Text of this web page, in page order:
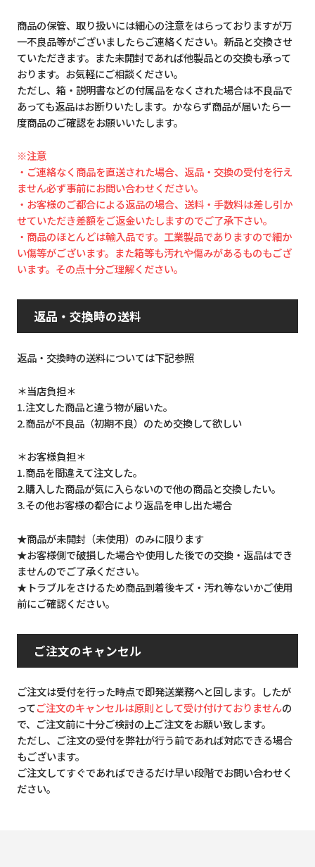
商品の保管、取り扱いには細心の注意をはらっておりますが万
一不良品等がございましたらご連絡ください。新品と交換させ
ていただきます。また未開封であれば他製品との交換も承って
おります。お気軽にご相談ください。
ただし、箱・説明書などの付属品をなくされた場合は不良品で
あっても返品はお断りいたします。かならず商品が届いたら一
度商品のご確認をお願いいたします。
※注意
・ご連絡なく商品を直送された場合、返品・交換の受付を行え
ません必ず事前にお問い合わせください。
・お客様のご都合による返品の場合、送料・手数料は差し引か
せていただき差額をご返金いたしますのでご了承下さい。
・商品のほとんどは輸入品です。工業製品でありますので細か
い傷等がございます。また箱等も汚れや傷みがあるものもござ
います。その点十分ご理解ください。
返品・交換時の送料
返品・交換時の送料については下記参照
＊当店負担＊
1.注文した商品と違う物が届いた。
2.商品が不良品（初期不良）のため交換して欲しい
＊お客様負担＊
1.商品を間違えて注文した。
2.購入した商品が気に入らないので他の商品と交換したい。
3.その他お客様の都合により返品を申し出た場合
★商品が未開封（未使用）のみに限ります
★お客様側で破損した場合や使用した後での交換・返品はでき
ませんのでご了承ください。
★トラブルをさけるため商品到着後キズ・汚れ等ないかご使用
前にご確認ください。
ご注文のキャンセル
ご注文は受付を行った時点で即発送業務へと回します。したが
ってご注文のキャンセルは原則として受け付けておりませんの
で、ご注文前に十分ご検討の上ご注文をお願い致します。
ただし、ご注文の受付を弊社が行う前であれば対応できる場合
もございます。
ご注文してすぐであればできるだけ早い段階でお問い合わせく
ださい。